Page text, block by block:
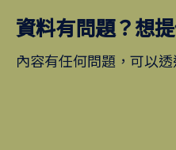
資料有問題？想
內容有任何問題，可以